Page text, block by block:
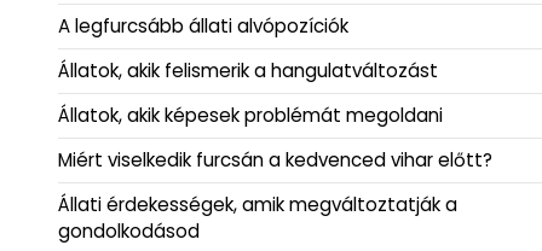
A legfurcsább állati alvópozíciók
Állatok, akik felismerik a hangulatváltozást
Állatok, akik képesek problémát megoldani
Miért viselkedik furcsán a kedvenced vihar előtt?
Állati érdekességek, amik megváltoztatják a
gondolkodásod